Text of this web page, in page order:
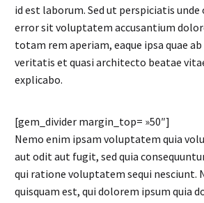
id est laborum. Sed ut perspiciatis
error sit voluptatem accusantium
totam rem aperiam, eaque ipsa quae
veritatis et quasi architecto beatae
explicabo.
[gem_divider margin_top= »50″]
Nemo enim ipsam voluptatem quia
aut odit aut fugit, sed quia
qui ratione voluptatem sequi nesciunt.
quisquam est, qui dolorem ipsum quia